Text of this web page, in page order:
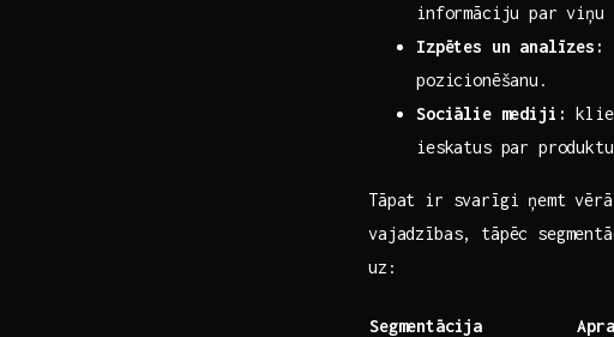
informāciju par viņu
Izpētes un analīzes:
pozicionēšanu.
Sociālie mediji:
ieskatus par
Tāpat ir‍ svarīgi ņemt
vajadzības, tāpēc
uz:
Segmentācija